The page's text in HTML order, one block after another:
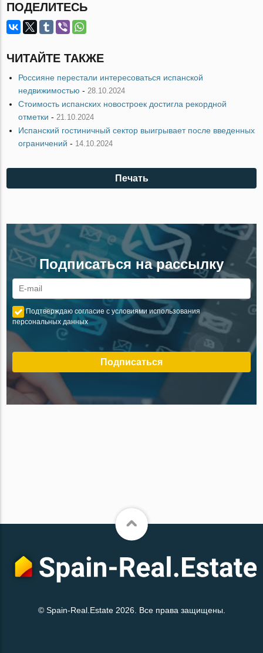
ПОДЕЛИТЕСЬ
ЧИТАЙТЕ ТАКЖЕ
Россияне перестали интересоваться испанской
недвижимостью - 28.10.2024
Стоимость испанских новостроек достигла рекордной
отметки - 21.10.2024
Испанский гостиничный сектор выигрывает после введенных
ограничений - 14.10.2024
Печать
Подписаться на рассылку
Подтверждаю согласие с условиями использования
персональных данных
Подписаться
© Spain-Real.Estate 2026. Все права защищены.